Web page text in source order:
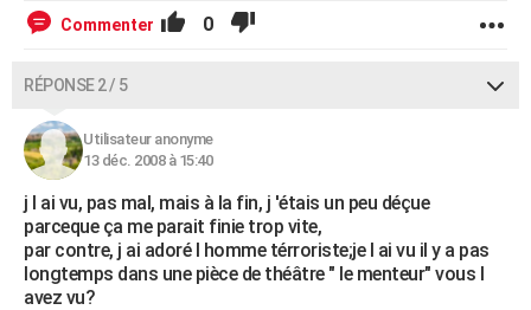
COPAINS D'AVANT
Bricolage
Lifestyle
Culture
Sport
Auto
Television
Voyage
Cinema
Commenter 0
RÉPONSE 2 / 5
Utilisateur anonyme
13 déc. 2008 à 15:40
j l ai vu, pas mal, mais à la fin, j 'étais un peu déçue
parceque ça me parait finie trop vite,
par contre, j ai adoré l homme térroriste;je l ai vu il y a pas
longtemps dans une pièce de théâtre " le menteur" vous l
avez vu?